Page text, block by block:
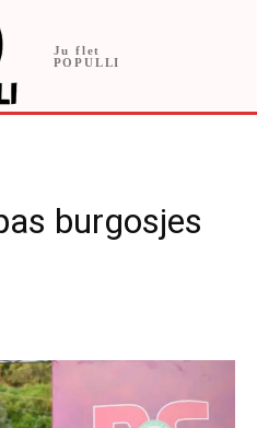
Ju flet
POPULLI
burgosjes